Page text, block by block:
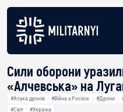
Сили оборони
«Алчевська» на
#Атака дронів #Війна з Росією #Дрони
#Світ
#Україна